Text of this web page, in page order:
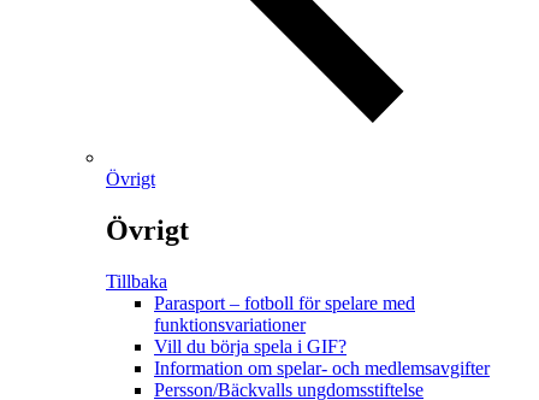
Övrigt
Övrigt
Tillbaka
Parasport – fotboll för spelare med
funktionsvariationer
Vill du börja spela i GIF?
Information om spelar- och medlemsavgifter
Persson/Bäckvalls ungdomsstiftelse